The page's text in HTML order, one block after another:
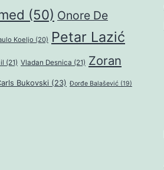
(50) Onore De
Koeljo (20) Petar Lazić
(21) Vladan Desnica (21) Zoran
Bukovski (23) Đorđe Balašević (19)